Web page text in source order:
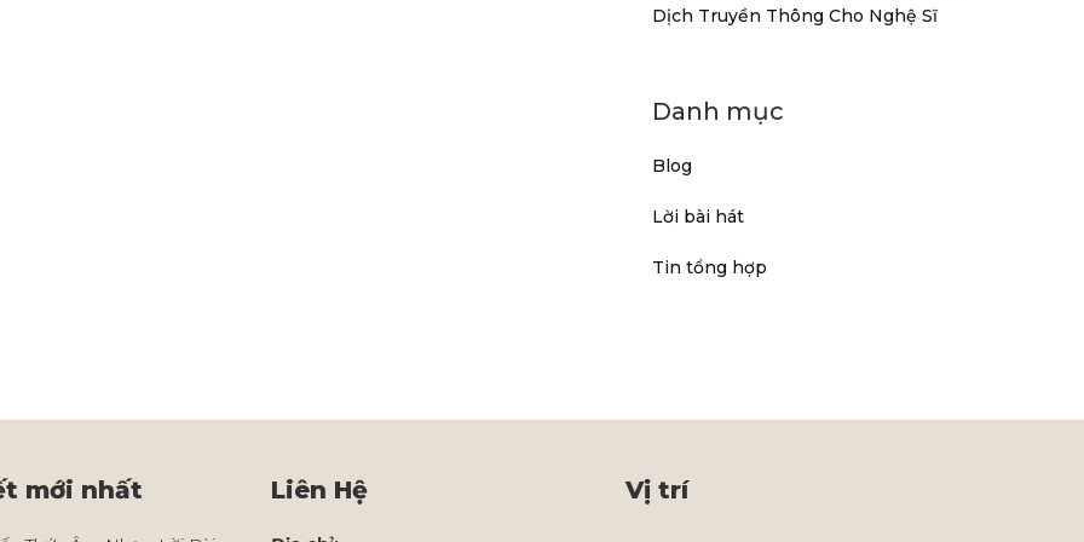
Dịch Truyền Thông Cho Nghệ Sĩ
Danh mục
Blog
Lời bài hát
Tin tổng hợp
mới nhất Liên Hệ Vị trí